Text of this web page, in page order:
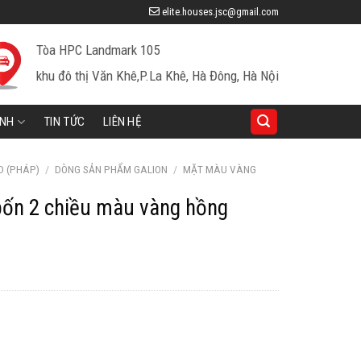
elite.houses.jsc@gmail.com
Tòa HPC Landmark 105
khu đô thị Văn Khê,P.La Khê, Hà Đông, Hà Nội
TIN TỨC LIÊN HỆ
(PHÁP) / DÒNG SẢN PHẨM GALION / MẶT MÀU VÀNG
2 chiều màu vàng hồng